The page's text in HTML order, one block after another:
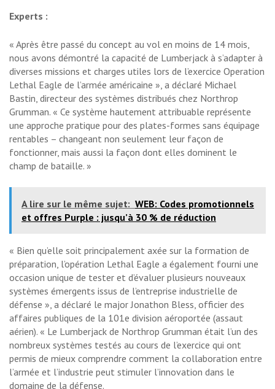
Experts :
« Après être passé du concept au vol en moins de 14 mois,
nous avons démontré la capacité de Lumberjack à s’adapter à
diverses missions et charges utiles lors de l’exercice Operation
Lethal Eagle de l’armée américaine », a déclaré Michael
Bastin, directeur des systèmes distribués chez Northrop
Grumman. « Ce système hautement attribuable représente
une approche pratique pour des plates-formes sans équipage
rentables – changeant non seulement leur façon de
fonctionner, mais aussi la façon dont elles dominent le
champ de bataille. »
A lire sur le même sujet: WEB: Codes promotionnels
et offres Purple : jusqu’à 30 % de réduction
« Bien qu’elle soit principalement axée sur la formation de
préparation, l’opération Lethal Eagle a également fourni une
occasion unique de tester et d’évaluer plusieurs nouveaux
systèmes émergents issus de l’entreprise industrielle de
défense », a déclaré le major Jonathon Bless, officier des
affaires publiques de la 101e division aéroportée (assaut
aérien). « Le Lumberjack de Northrop Grumman était l’un des
nombreux systèmes testés au cours de l’exercice qui ont
permis de mieux comprendre comment la collaboration entre
l’armée et l’industrie peut stimuler l’innovation dans le
domaine de la défense.